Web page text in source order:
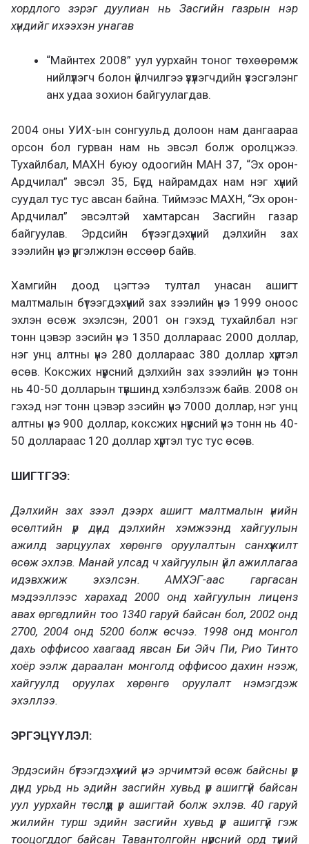
хордлого зэрэг дуулиан нь Засгийн газрын нэр
хүндийг ихээхэн унагав
“Майнтех 2008” уул уурхайн тоног төхөөрөмж
нийлүүлэгч болон үйлчилгээ үзүүлэгчдийн үзэсгэлэнг
анх удаа зохион байгуулагдав.
2004 оны УИХ-ын сонгуульд долоон нам дангаараа
орсон бол гурван нам нь эвсэл болж оролцжээ.
Тухайлбал, МАХН буюу одоогийн МАН 37, “Эх орон-
Ардчилал” эвсэл 35, Бүгд найрамдах нам нэг хүний
суудал тус тус авсан байна. Тиймээс МАХН, “Эх орон-
Ардчилал” эвсэлтэй хамтарсан Засгийн газар
байгуулав. Эрдсийн бүтээгдэхүүний дэлхийн зах
зээлийн үнэ үргэлжлэн өссөөр байв.
Хамгийн доод цэгтээ тултал унасан ашигт
малтмалын бүтээгдэхүүний зах зээлийн үнэ 1999 оноос
эхлэн өсөж эхэлсэн, 2001 он гэхэд тухайлбал нэг
тонн цэвэр зэсийн үнэ 1350 доллараас 2000 доллар,
нэг унц алтны үнэ 280 доллараас 380 доллар хүртэл
өсөв. Коксжих нүүрсний дэлхийн зах зээлийн үнэ тонн
нь 40-50 долларын түвшинд хэлбэлзэж байв. 2008 он
гэхэд нэг тонн цэвэр зэсийн үнэ 7000 доллар, нэг унц
алтны үнэ 900 доллар, коксжих нүүрсний үнэ тонн нь 40-
50 доллараас 120 доллар хүртэл тус тус өсөв.
ШИГТГЭЭ:
Дэлхийн зах зээл дээрх ашигт малтмалын үнийн
өсөлтийн үр дүнд дэлхийн хэмжээнд хайгуулын
ажилд зарцуулах хөрөнгө оруулалтын санхүүжилт
өсөж эхлэв. Манай улсад ч хайгуулын үйл ажиллагаа
идэвхжиж эхэлсэн. АМХЭГ-аас гаргасан
мэдээллээс харахад 2000 онд хайгуулын лиценз
авах өргөдлийн тоо 1340 гаруй байсан бол, 2002 онд
2700, 2004 онд 5200 болж өсчээ. 1998 онд монгол
дахь оффисоо хаагаад явсан Би Эйч Пи, Рио Тинто
хоёр ээлж дараалан монголд оффисоо дахин нээж,
хайгуулд оруулах хөрөнгө оруулалт нэмэгдэж
эхэллээ.
ЭРГЭЦҮҮЛЭЛ:
Эрдэсийн бүтээгдэхүүний үнэ эрчимтэй өсөж байсны үр
дүнд урьд нь эдийн засгийн хувьд үр ашиггүй байсан
уул уурхайн төслүүд үр ашигтай болж эхлэв. 40 гаруй
жилийн турш эдийн засгийн хувьд үр ашиггүй гэж
тооцогддог байсан Тавантолгойн нүүрсний орд түүний